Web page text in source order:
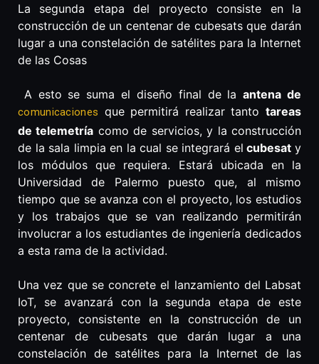
La segunda etapa del proyecto consiste en la
construcción de un centenar de cubesats que darán
lugar a una constelación de satélites para la Internet
de las Cosas
A esto se suma el diseño final de laantena de
comunicaciones que permitirá realizar tanto tareas
de telemetría como de servicios, y la construcción
de la sala limpia en la cual se integrará el cubesaty
los módulos que requiera. Estará ubicada en la
Universidad de Palermo puesto que, al mismo
tiempo que se avanza con el proyecto, los estudios
y los trabajos que se van realizando permitirán
involucrar a los estudiantes de ingeniería dedicados
a esta rama de la actividad.
Una vez que se concrete el lanzamiento del Labsat
IoT, se avanzará con la segunda etapa de este
proyecto, consistente en la construcción de un
centenar de cubesats que darán lugar a una
constelación de satélites para la Internet de las